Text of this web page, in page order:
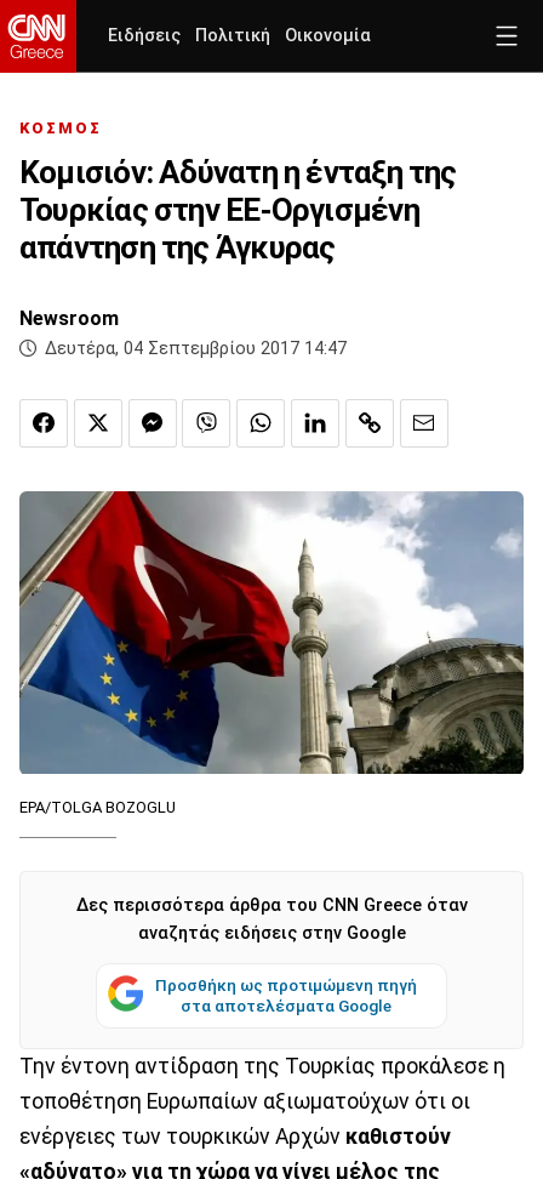
Ειδήσεις Πολιτική Οικονομία
ΚΟΣΜΟΣ
Κομισιόν: Αδύνατη η ένταξη της
Τουρκίας στην ΕΕ-Οργισμένη
απάντηση της Άγκυρας
Newsroom
Δευτέρα, 04 Σεπτεμβρίου 2017 14:47
EPA/TOLGA BOZOGLU
Δες περισσότερα άρθρα του CNN Greece όταν
αναζητάς ειδήσεις στην Google
Προσθήκη ως προτιμώμενη πηγή
στα αποτελέσματα Google
Την έντονη αντίδραση της Τουρκίας προκάλεσε η
τοποθέτηση Ευρωπαίων αξιωματούχων ότι οι
ενέργειες των τουρκικών Αρχών καθιστούν
«αδύνατο» για τη χώρα να γίνει μέλος της